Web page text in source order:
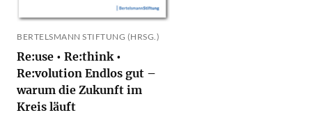
BERTELSMANN STIFTUNG (HRSG.)
Re:use • Re:think •
Re:volution Endlos gut –
warum die Zukunft im
Kreis läuft